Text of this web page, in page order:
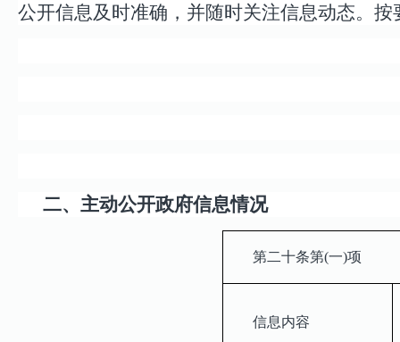
公开信息及时准确，并随时关注信息动态。
二、主动公开政府信息情况
第二十条第(一)项
信息内容